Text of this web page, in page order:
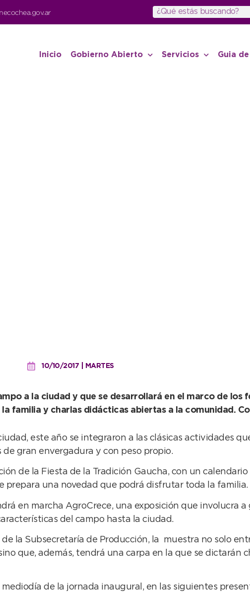
Inicio Gobierno Abierto Servicios Guia
10/10/2017 | MARTES
a la ciudad y que se desarrollará en el marco de los
familia y charlas didácticas abiertas a la comunidad.
este año se integraron a las clásicas actividades
de gran envergadura y con peso propio.
de la Fiesta de la Tradición Gaucha, con un
prepara una novedad que podrá disfrutar toda la familia.
en marcha AgroCrece, una exposición que involucra
del campo hasta la ciudad.
la Subsecretaría de Producción, la muestra no solo
que, además, tendrá una carpa en la que se dictarán
de la jornada inaugural, en las siguientes